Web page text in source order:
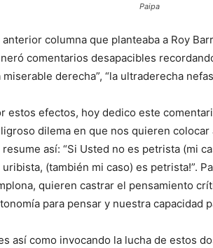
Paipa
anterior columna que planteaba a Roy
comentarios desapacibles
miserable derecha”, “la ultraderecha
estos efectos, hoy dedico este
dilema en que nos quieren
resume así: “Si Usted no es petrista (mi
uribista, (también mi caso) es petrista!”.
quieren castrar el pensamiento
para pensar y nuestra capacidad
así como invocando la lucha de estos